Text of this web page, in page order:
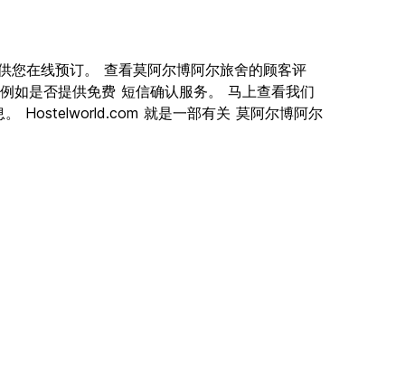
在线预订。 查看莫阿尔博阿尔旅舍的顾客评
如是否提供免费 短信确认服务。 马上查看我们
Hostelworld.com 就是一部有关 莫阿尔博阿尔